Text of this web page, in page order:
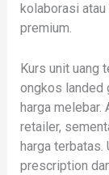
kolaborasi
premium.
Kurs unit uang
ongkos landed
harga melebar.
retailer,
harga terbatas.
prescription